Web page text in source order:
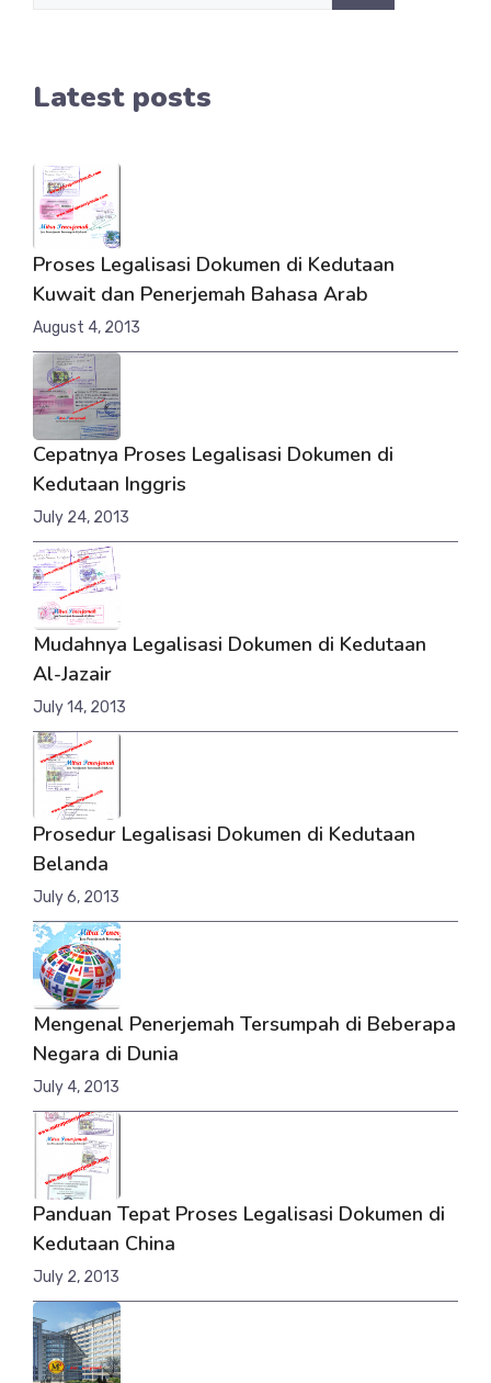
Latest posts
Proses Legalisasi Dokumen di Kedutaan
Kuwait dan Penerjemah Bahasa Arab
August 4, 2013
Cepatnya Proses Legalisasi Dokumen di
Kedutaan Inggris
July 24, 2013
Mudahnya Legalisasi Dokumen di Kedutaan
Al-Jazair
July 14, 2013
Prosedur Legalisasi Dokumen di Kedutaan
Belanda
July 6, 2013
Mengenal Penerjemah Tersumpah di Beberapa
Negara di Dunia
July 4, 2013
Panduan Tepat Proses Legalisasi Dokumen di
Kedutaan China
July 2, 2013